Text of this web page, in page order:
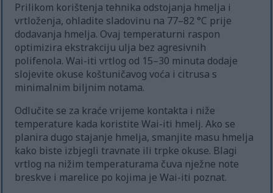
Prilikom korištenja tehnika odstojanja hmelja i
vrtloženja, ohladite sladovinu na 77–82 °C prije
dodavanja hmelja. Ovaj temperaturni raspon
optimizira ekstrakciju ulja bez agresivnih
polifenola. Wai-iti vrtlog od 15–30 minuta dodaje
slojevite okuse koštuničavog voća i citrusa s
minimalnim biljnim notama.
Odlučite se za kraće vrijeme kontakta i niže
temperature kada koristite Wai-iti hmelj. Ako se
planira dugo stajanje hmelja, smanjite masu hmelja
kako biste izbjegli travnate ili trpke okuse. Blagi
vrtlog na nižim temperaturama čuva nježne note
breskve i marelice po kojima je Wai-iti poznat.